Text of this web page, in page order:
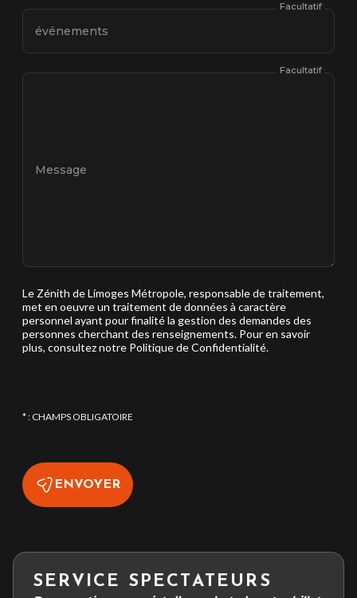
événements
Facultatif
Message
Facultatif
Le Zénith de Limoges Métropole, responsable de traitement,
met en oeuvre un traitement de données à caractère
personnel ayant pour finalité la gestion des demandes des
personnes cherchant des renseignements. Pour en savoir
plus, consultez notre Politique de Confidentialité.
ENVOYER
* : CHAMPS OBLIGATOIRE
SERVICE SPECTATEURS